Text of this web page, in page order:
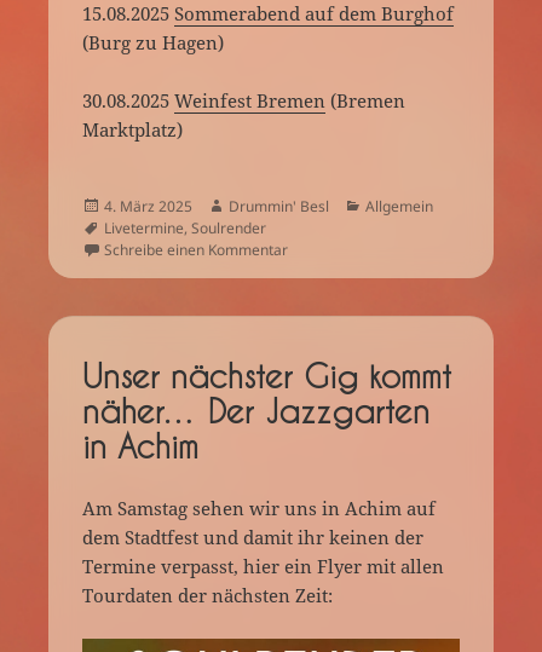
15.08.2025Sommerabend auf dem Burghof
(Burg zu Hagen)
30.08.2025Weinfest Bremen (Bremen
Marktplatz)
Veröffentlicht
am
4. März 2025 Autor
Drummin' Besl Kategorien
Allgemein
Schlagwörter
Livetermine,Soulrender
Schreibe einen Kommentarzu Das Booking läuft an… :-)
Unser nächster Gig kommt
näher… Der Jazzgarten
in Achim
Am Samstag sehen wir uns in Achim auf
dem Stadtfest und damit ihr keinen der
Termine verpasst, hier ein Flyer mit allen
Tourdaten der nächsten Zeit: